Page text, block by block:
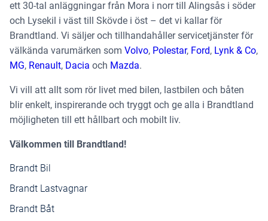
ett 30-tal anläggningar från Mora i norr till Alingsås i söder
och Lysekil i väst till Skövde i öst – det vi kallar för
Brandtland. Vi säljer och tillhandahåller servicetjänster för
välkända varumärken som Volvo, Polestar, Ford, Lynk & Co,
MG, Renault, Dacia och Mazda.
Vi vill att allt som rör livet med bilen, lastbilen och båten
blir enkelt, inspirerande och tryggt och ge alla i Brandtland
möjligheten till ett hållbart och mobilt liv.
Välkommen till Brandtland!
Brandt Bil
Brandt Lastvagnar
Brandt Båt